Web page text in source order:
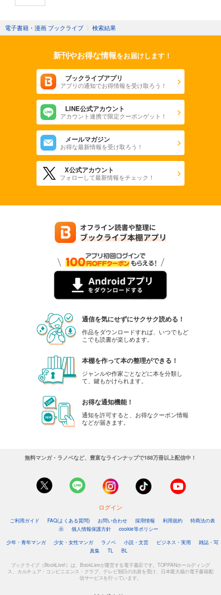
電子書籍・漫画 ブックライブ 〉 検索結果
新刊やお得な情報をお届けします！
ブックライブアプリ
アプリの通知でお得情報を受け取ろう！
LINE公式アカウント
アカウント連携で限定クーポンゲット！
メールマガジン
お得な最新情報を受け取ろう！
X公式アカウント
フォローして最新情報をチェック！
通信を気にせずにサクサク読める！
作品をダウンロードすれば、いつでもど
こでも読書が楽しめます。
本棚を作って本の整理ができる！
ジャンルや作家ごとなどに本を分類し
て、鍵もかけられます。
お得な通知機能！
通知を許可すると、お得なクーポン情報
などが届きます。
無料マンガ・ラノベなど、豊富なラインナップで188万冊以上配信中！
ログイン
ご利用ガイド FAQ(よくある質問) お問い合わせ 採用情報 利用規約
特商法の表
示
個人情報保護方針
cookie等ポリシー
少年・青年マンガ
少女・女性マンガ ラノベ 小説・文芸 ビジネス・実用
雑誌・写
真集
TL BL
ブックライブ（BookLive!）は、BookLiveが運営する電子書店です。TOPPANホールディング
ス、カルチュア・コンビニエンス・クラブ、テレビ朝日の出資を受け、日本最大級の電子書籍配
信サービスを行っています。